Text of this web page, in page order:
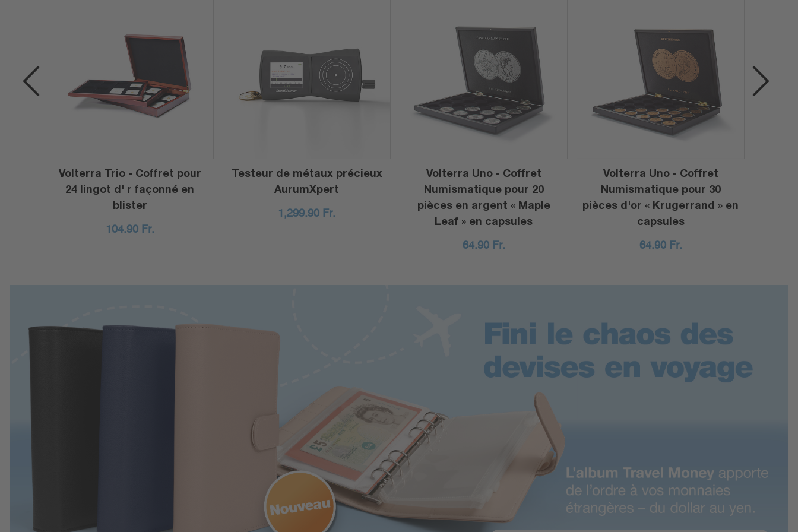
Volterra Trio - Coffret pour
24 lingot d' r façonné en
blister
104.90 Fr.
Testeur de métaux précieux
AurumXpert
1,299.90 Fr.
Volterra Uno - Coffret
Numismatique pour 20
pièces en argent « Maple
Leaf » en capsules
64.90 Fr.
Volterra Uno - Coffret
Numismatique pour 30
pièces d'or « Krugerrand » en
capsules
64.90 Fr.